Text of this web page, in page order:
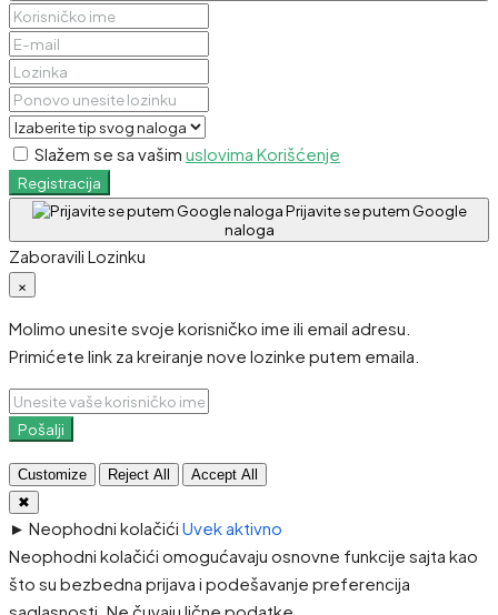
Slažem se sa vašim uslovima Korišćenje
Registracija
Prijavite se putem Google
naloga
Zaboravili Lozinku
×
Molimo unesite svoje korisničko ime ili email adresu.
Primićete link za kreiranje nove lozinke putem emaila.
Pošalji
Customize Reject All
Accept All
✖
► Neophodni kolačići Uvek aktivno
Neophodni kolačići omogućavaju osnovne funkcije sajta kao
što su bezbedna prijava i podešavanje preferencija